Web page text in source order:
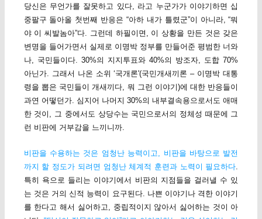
당신은 무언가를 잘못하고 있다, 라고 누군가가 이야기하면 십
중팔구 돌아올 첫번째 반응은 “아하 내가 틀렸군”이 아니라, “뭐
야 이 씨발놈아”다. 그런데 하필이면, 이 상황을 만든 것은 갖은
변명을 들어가면서 실제로 이명박 정부를 만들어준 평범한 너와
나, 국민들이다. 30%의 지지투표와 40%의 방조자, 도합 70%
아닌가. 그래서 나온 소위 ‘국개론'(국민개새끼론 – 이명박 대통
령을 뽑은 국민들이 개새끼다, 뭐 그런 이야기)에 대한 반응들이
과연 어떻던가. 심지어 나머지 30%의 내부결속용으로서도 애매
한 것이, 그 중에서도 상당수는 국민으로서의 정체성 때문에 그
런 비판에 거부감을 느끼니까.
비판을 수용하는 것은 엄청난 능력이고, 비판을 바탕으로 발전
까지 할 정도가 되려면 엄청난 체계적 훈련과 노력이 필요하다.
특히 욕으로 들리는 이야기에서 비판의 지점들을 걸러낼 수 있
는 것은 거의 신적 능력이 요구된다. 나쁜 이야기나 격한 이야기
를 한다고 해서 싫어하고, 중립적이지 않아서 싫어하는 것이 아